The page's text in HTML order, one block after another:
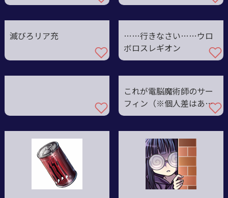
滅びろリア充
……行きなさい……ウロ
ボロスレギオン
これが電脳魔術師のサー
フィン（※個人差はあり
ます）